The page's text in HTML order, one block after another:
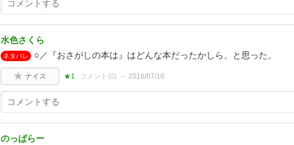
水色さくら
ネタバレ ○／『おさがしの本は』はどんな本だったかしら、と思った。
ナイス ★1 コメント(0) 2016/07/16
のっぱらー